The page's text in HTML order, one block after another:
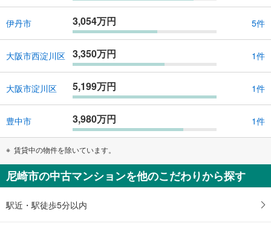
伊丹市 3,054万円 5件
大阪市西淀川区 3,350万円 1件
大阪市淀川区 5,199万円 1件
豊中市 3,980万円 1件
賃貸中の物件を除いています。
尼崎市の中古マンションを他のこだわりから探す
駅近・駅徒歩5分以内